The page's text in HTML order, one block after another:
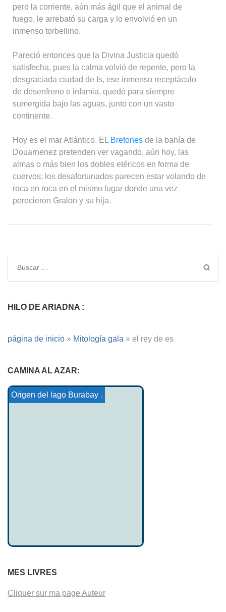
pero la corriente, aún más ágil que el animal de
fuego, le arrebató su carga y lo envolvió en un
inmenso torbellino.
Pareció entonces que la Divina Justicia quedó
satisfecha, pues la calma volvió de repente, pero la
desgraciada ciudad de Is, ese inmenso receptáculo
de desenfreno e infamia, quedó para siempre
sumergida bajo las aguas, junto con un vasto
continente.
Hoy es el mar Atlántico. EL Bretones de la bahía de
Douarnenez pretenden ver vagando, aún hoy, las
almas o más bien los dobles etéricos en forma de
cuervos; los desafortunados parecen estar volando de
roca en roca en el mismo lugar donde una vez
perecieron Gralon y su hija.
HILO DE ARIADNA :
página de inicio » Mitología gala » el rey de es
CAMINA AL AZAR:
Yarsanismo
Hina y el cocotero
Acheria el zorro
La Leyenda de Gargor y...
finn y los fantasmas
Cuentos vascos 19
Origen del lago Burabay
MES LIVRES
Cliquer sur ma page Auteur